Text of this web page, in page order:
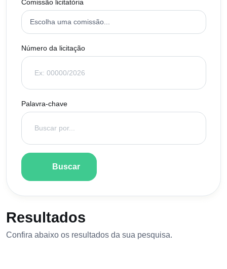
Comissão licitatória
Número da licitação
Palavra-chave
Buscar
Resultados
Confira abaixo os resultados da sua pesquisa.